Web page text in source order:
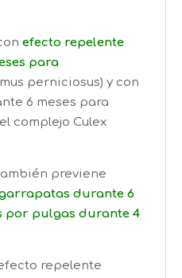
efecto repelente
para
perniciosus) y con
6 meses para
complejo Culex
previene
durante 6
por pulgas durante 4
repelente